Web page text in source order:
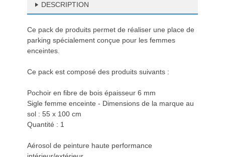
DESCRIPTION
Ce pack de produits permet de réaliser une place de
parking spécialement conçue pour les femmes
enceintes.
Ce pack est composé des produits suivants :
Pochoir en fibre de bois épaisseur 6 mm
Sigle femme enceinte - Dimensions de la marque au
sol : 55 x 100 cm
Quantité : 1
Aérosol de peinture haute performance